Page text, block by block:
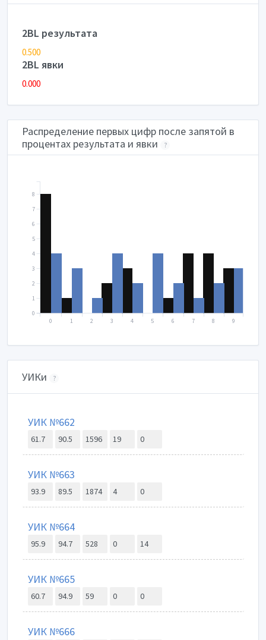
2BL результата
0.500
2BL явки
0.000
Распределение первых цифр после запятой в
процентах результата и явки
?
0 1 2 3 4 5 6 7 8 9
0
1
2
3
4
5
6
7
8
УИКи ?
УИК №662
61.7 90.5 1596 19 0
УИК №663
93.9 89.5 1874 4 0
УИК №664
95.9 94.7 528 0 14
УИК №665
60.7 94.9 59 0 0
УИК №666